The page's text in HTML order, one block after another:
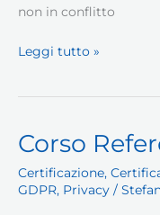
non in conflitto
GDPR
sistema
Leggi tutto »
Corso
Certificazione,
GDPR, Privacy /